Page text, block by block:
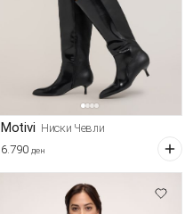
Motivi Ниски Чевли
6.790 ден